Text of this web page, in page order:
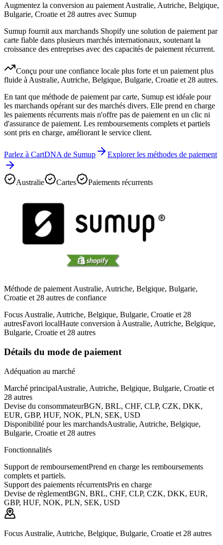
Augmentez la conversion au paiement Australie, Autriche, Belgique,
Bulgarie, Croatie et 28 autres avec Sumup
Sumup fournit aux marchands Shopify une solution de paiement par
carte fiable dans plusieurs marchés internationaux, soutenant la
croissance des entreprises avec des capacités de paiement récurrent.
Conçu pour une confiance locale plus forte et un paiement plus
fluide à Australie, Autriche, Belgique, Bulgarie, Croatie et 28 autres.
En tant que méthode de paiement par carte, Sumup est idéale pour
les marchands opérant sur des marchés divers. Elle prend en charge
les paiements récurrents mais n'offre pas de paiement en un clic ni
d'assurance de paiement. Les remboursements complets et partiels
sont pris en charge, améliorant le service client.
Parlez à CartDNA de Sumup Explorer les méthodes de paiement
Australie Cartes Paiements récurrents
Méthode de paiement Australie, Autriche, Belgique, Bulgarie,
Croatie et 28 autres de confiance
Focus Australie, Autriche, Belgique, Bulgarie, Croatie et 28
autresFavori localHaute conversion à Australie, Autriche, Belgique,
Bulgarie, Croatie et 28 autres
Détails du mode de paiement
Adéquation au marché
Marché principalAustralie, Autriche, Belgique, Bulgarie, Croatie et
28 autres
Devise du consommateurBGN, BRL, CHF, CLP, CZK, DKK,
EUR, GBP, HUF, NOK, PLN, SEK, USD
Disponibilité pour les marchandsAustralie, Autriche, Belgique,
Bulgarie, Croatie et 28 autres
Fonctionnalités
Support de remboursementPrend en charge les remboursements
complets et partiels.
Support des paiements récurrentsPris en charge
Devise de règlementBGN, BRL, CHF, CLP, CZK, DKK, EUR,
GBP, HUF, NOK, PLN, SEK, USD
Focus Australie, Autriche, Belgique, Bulgarie, Croatie et 28 autres